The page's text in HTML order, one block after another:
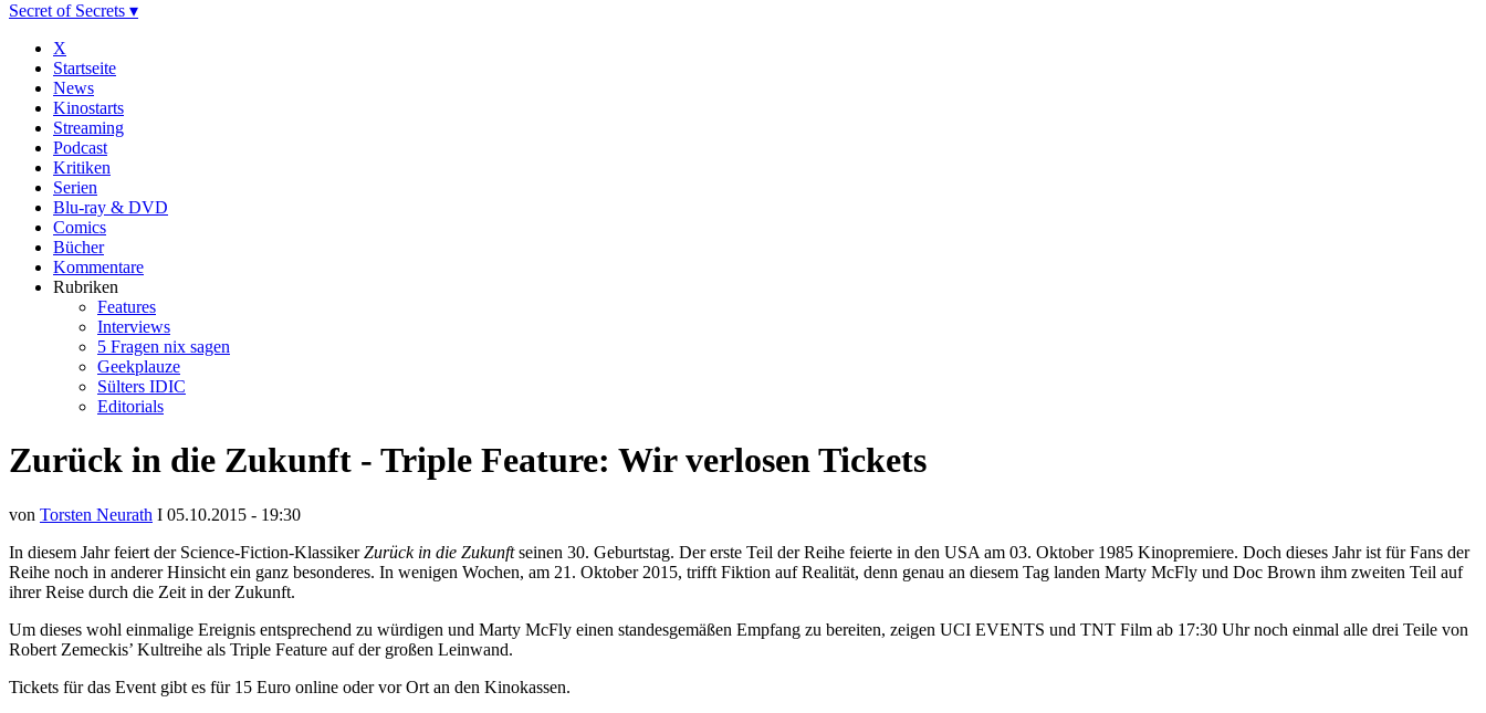
Secret of Secrets ▾
X
Startseite
News
Kinostarts
Streaming
Podcast
Kritiken
Serien
Blu-ray & DVD
Comics
Bücher
Kommentare
Rubriken
Features
Interviews
5 Fragen nix sagen
Geekplauze
Sülters IDIC
Editorials
Zurück in die Zukunft - Triple Feature: Wir verlosen Tickets
von Torsten Neurath I 05.10.2015 - 19:30
In diesem Jahr feiert der Science-Fiction-KlassikerZurück in die Zukunftseinen 30. Geburtstag. Der erste Teil der Reihe feierte in den USA am 03. Oktober 1985 Kinopremiere. Doch dieses Jahr ist für Fans der
Reihe noch in anderer Hinsicht ein ganz besonderes. In wenigen Wochen, am 21. Oktober 2015, trifft Fiktion auf Realität, denn genau an diesem Tag landen Marty McFly und Doc Brown ihm zweiten Teil auf
ihrer Reise durch die Zeit in der Zukunft.
Um dieses wohl einmalige Ereignis entsprechend zu würdigen und Marty McFly einen standesgemäßen Empfang zu bereiten, zeigen UCI EVENTS und TNT Film ab 17:30 Uhr noch einmal alle drei Teile von
Robert Zemeckis’ Kultreihe als Triple Feature auf der großen Leinwand.
Tickets für das Event gibt es für 15 Euro online oder vor Ort an den Kinokassen.